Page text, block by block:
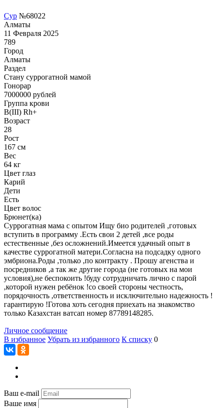
Сур №68022
Алматы
11 Февраля 2025
789
Город
Алматы
Раздел
Cтану суррогатной мамой
Гонoрар
7000000 рублей
Группа крови
B(III) Rh+
Возраст
28
Рост
167 см
Вес
64 кг
Цвет глаз
Карий
Дети
Есть
Цвет волос
Брюнет(ка)
Суррогатная мама с опытом Ищу био родителей ,готовых
вступить в программу .Есть свои 2 детей ,все роды
естественные ,без осложнений.Имеется удачный опыт в
качестве суррогатной матери.Согласна на подсадку одного
эмбриона.Роды ,только ,по контракту . Прошу агенства и
посредников ,а так же другие города (не готовых на мои
условия),не беспокоить !буду сотрудничать лично с парой
,которой нужен ребёнок !со своей стороны честность,
порядочность ,ответственность и исключительно надежность !
гарантирую !Готова хоть сегодня приехать на знакомство
только Казахстан ватсап номер 87789148285.
Личное сообщение
В избранное Убрать из избранного К списку 0
Ваш e-mail
Ваше имя